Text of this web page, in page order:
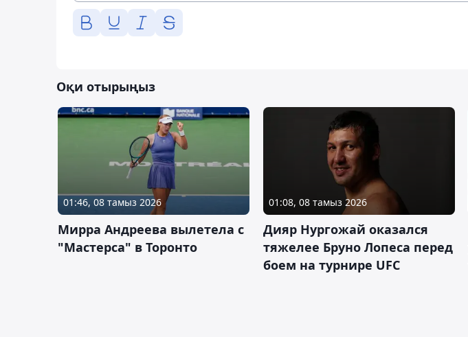
Оқи отырыңыз
01:46, 08 тамыз 2026
Мирра Андреева вылетела с
"Мастерса" в Торонто
01:08, 08 тамыз 2026
Дияр Нургожай оказался
тяжелее Бруно Лопеса перед
боем на турнире UFC